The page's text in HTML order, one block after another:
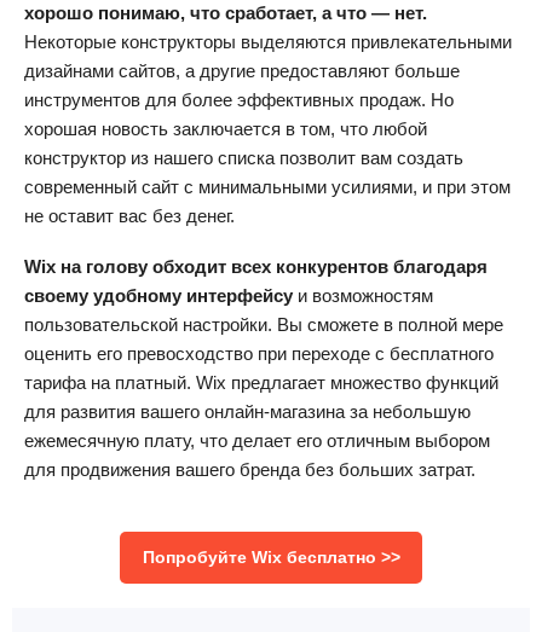
хорошо понимаю, что сработает, а что — нет.
Некоторые конструкторы выделяются привлекательными
дизайнами сайтов, а другие предоставляют больше
инструментов для более эффективных продаж. Но
хорошая новость заключается в том, что любой
конструктор из нашего списка позволит вам создать
современный сайт с минимальными усилиями, и при этом
не оставит вас без денег.
Wix на голову обходит всех конкурентов благодаря
своему удобному интерфейсу и возможностям
пользовательской настройки. Вы сможете в полной мере
оценить его превосходство при переходе с бесплатного
тарифа на платный. Wix предлагает множество функций
для развития вашего онлайн-магазина за небольшую
ежемесячную плату, что делает его отличным выбором
для продвижения вашего бренда без больших затрат.
Попробуйте Wix бесплатно >>